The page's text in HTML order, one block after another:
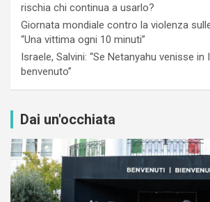
rischia chi continua a usarlo?
Giornata mondiale contro la violenza
“Una vittima ogni 10 minuti”
Israele, Salvini: “Se Netanyahu venisse in
benvenuto”
Dai un'occhiata